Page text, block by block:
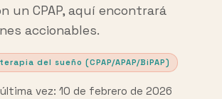
un CPAP, aquí encontrará
accionables.
del sueño (CPAP/APAP/BiPAP)
vez: 10 de febrero de 2026